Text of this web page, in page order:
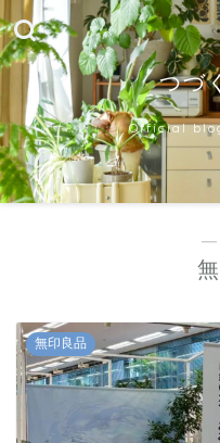
つづ
Official
―
無印良品